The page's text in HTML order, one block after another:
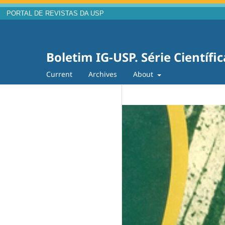
PORTAL DE REVISTAS DA USP
Boletim IG-USP. Série
Current Archives About